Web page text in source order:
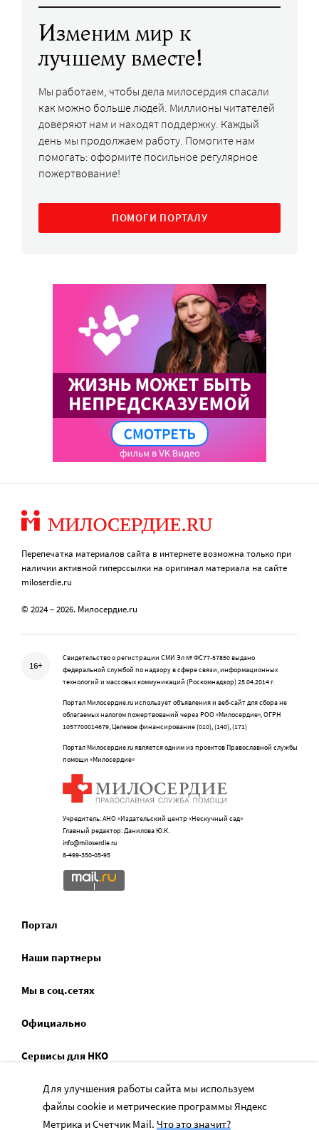
Изменим мир к
лучшему вместе!
Мы работаем, чтобы дела милосердия спасали
как можно больше людей. Миллионы читателей
доверяют нам и находят поддержку. Каждый
день мы продолжаем работу. Помогите нам
помогать: оформите посильное регулярное
пожертвование!
ПОМОГИ ПОРТАЛУ
Перепечатка материалов сайта в интернете возможна только при
наличии активной гиперссылки на оригинал материала на сайте
miloserdie.ru
© 2024 – 2026. Милосердие.ru
16+
Свидетельство о регистрации СМИ Эл № ФС77-57850 выдано
федеральной службой по надзору в сфере связи, информационных
технологий и массовых коммуникаций (Роскомнадзор) 25.04.2014 г.
Портал Милосердие.ru использует объявления и веб-сайт для сбора не
облагаемых налогом пожертвований через РОО «Милосердие», ОГРН
1057700014679, Целевое финансирование (010), (140), (171)
Портал Милосердие.ru является одним из проектов Православной службы
помощи «Милосердие»
Учредитель: АНО «Издательский центр «Нескучный сад»
Главный редактор: Данилова Ю.К.
info@miloserdie.ru
8-499-350-05-95
Портал
Наши партнеры
Мы в соц.сетях
Официально
Сервисы для НКО
Спецпроекты
Социальное служение
Для улучшения работы сайта мы используем
файлы cookie и метрические программы Яндекс
Метрика и Счетчик Mail. Что это значит?